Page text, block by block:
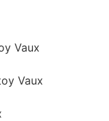
Vaux
Vaux